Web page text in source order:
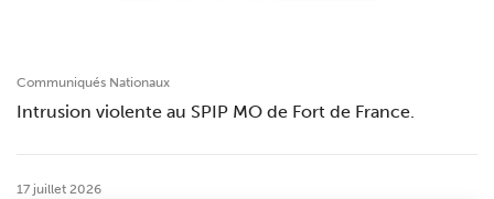
Communiqués Nationaux
Intrusion violente au SPIP MO de Fort de France.
17 juillet 2026